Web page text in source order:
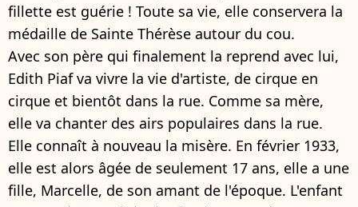
fillette est guérie ! Toute sa vie, elle conservera la
médaille de Sainte Thérèse autour du cou.
Avec son père qui finalement la reprend avec lui,
Edith Piaf va vivre la vie d'artiste, de cirque en
cirque et bientôt dans la rue. Comme sa mère,
elle va chanter des airs populaires dans la rue.
Elle connaît à nouveau la misère. En février 1933,
elle est alors âgée de seulement 17 ans, elle a une
fille, Marcelle, de son amant de l'époque. L'enfant